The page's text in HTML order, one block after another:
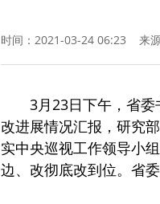
时间：2021-03-24 06:23 来源
3月23日下午，省
改进展情况汇报，研究
实中央巡视工作领导小
边、改彻底改到位。省